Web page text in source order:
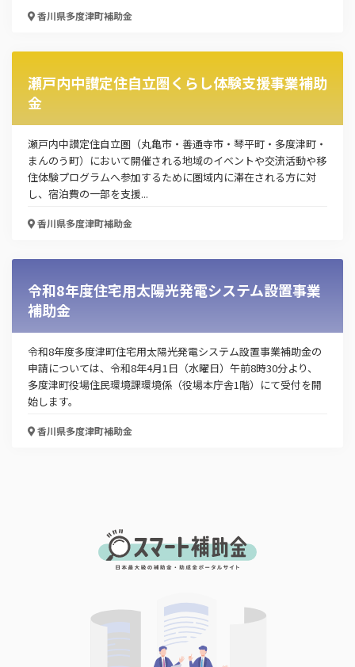
お名前
会社名
メールアドレス
電話番号
「PDF資料ダウンロード」ボタンを押下した時点
で本サービスの
れます。
香川県多度津町補助金
瀬戸内中讃定住自立圏くらし体験支援事業補助
金
瀬戸内中讃定住自立圏（丸亀市・善通寺市・琴平町・多度津町・
まんのう町）において開催される地域のイベントや交流活動や移
住体験プログラムへ参加するために圏域内に滞在される方に対
し、宿泊費の一部を支援...
香川県多度津町補助金
令和8年度住宅用太陽光発電システム設置事業
補助金
令和8年度多度津町住宅用太陽光発電システム設置事業補助金の
申請については、令和8年4月1日（水曜日）午前8時30分より、
多度津町役場住民環境課環境係（役場本庁舎1階）にて受付を開
始します。
香川県多度津町補助金